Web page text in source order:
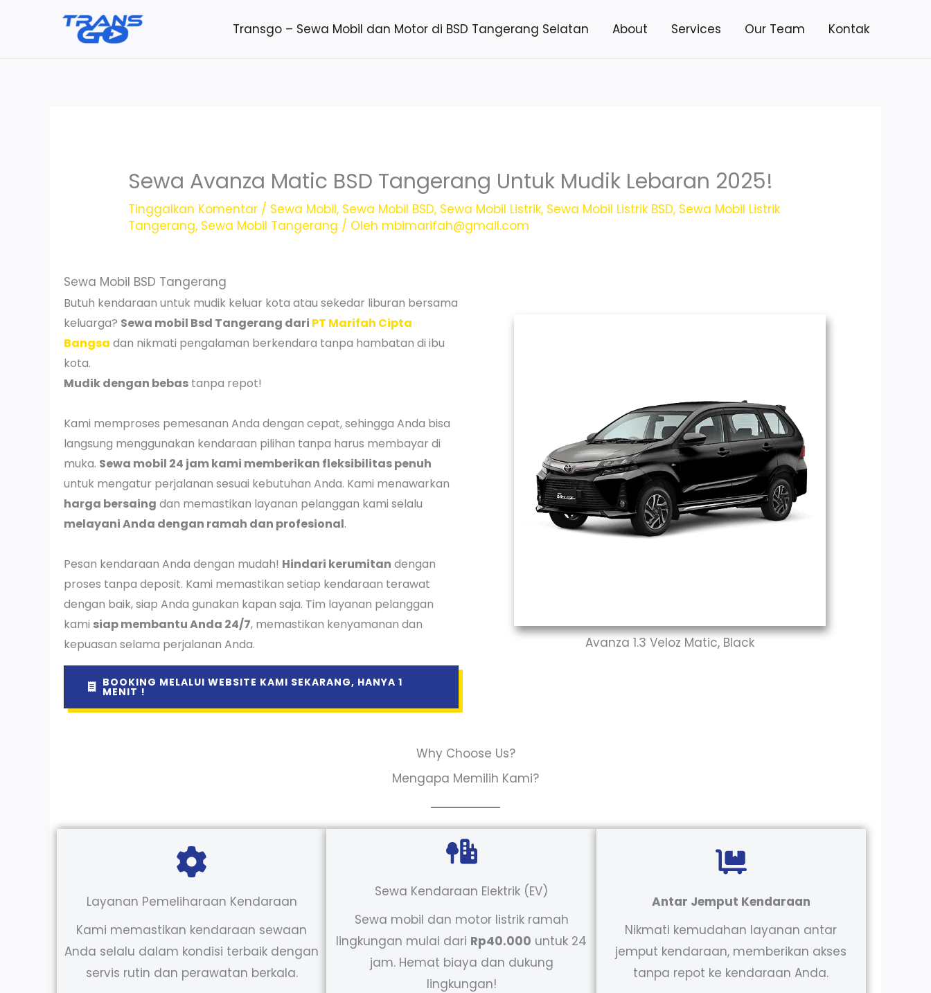
Transgo – Sewa Mobil dan Motor di BSD Tangerang Selatan About Services Our Team Kontak
Sewa Avanza Matic BSD Tangerang Untuk Mudik Lebaran 2025!
Tinggalkan Komentar / Sewa Mobil, Sewa Mobil BSD, Sewa Mobil Listrik, Sewa Mobil Listrik BSD, Sewa Mobil Listrik
Tangerang, Sewa Mobil Tangerang / Oleh mbimarifah@gmail.com
Sewa Mobil BSD Tangerang
Butuh kendaraan untuk mudik keluar kota atau sekedar liburan bersama
keluarga? Sewa mobil Bsd Tangerang dari PT Marifah Cipta
Bangsa dan nikmati pengalaman berkendara tanpa hambatan di ibu
kota.
Mudik dengan bebas tanpa repot!
Kami memproses pemesanan Anda dengan cepat, sehingga Anda bisa
langsung menggunakan kendaraan pilihan tanpa harus membayar di
muka. Sewa mobil 24 jam kami memberikan fleksibilitas penuh
untuk mengatur perjalanan sesuai kebutuhan Anda. Kami menawarkan
harga bersaing dan memastikan layanan pelanggan kami selalu
melayani Anda dengan ramah dan profesional.
Pesan kendaraan Anda dengan mudah! Hindari kerumitan dengan
proses tanpa deposit. Kami memastikan setiap kendaraan terawat
dengan baik, siap Anda gunakan kapan saja. Tim layanan pelanggan
kami siap membantu Anda 24/7, memastikan kenyamanan dan
kepuasan selama perjalanan Anda.
BOOKING MELALUI WEBSITE KAMI SEKARANG, HANYA 1
MENIT !
Avanza 1.3 Veloz Matic, Black
Why Choose Us?
Mengapa Memilih Kami?
Layanan Pemeliharaan Kendaraan
Kami memastikan kendaraan sewaan
Anda selalu dalam kondisi terbaik dengan
servis rutin dan perawatan berkala.
Sewa Kendaraan Elektrik (EV)
Sewa mobil dan motor listrik ramah
lingkungan mulai dari Rp40.000 untuk 24
jam. Hemat biaya dan dukung
lingkungan!
Antar Jemput Kendaraan
Nikmati kemudahan layanan antar
jemput kendaraan, memberikan akses
tanpa repot ke kendaraan Anda.